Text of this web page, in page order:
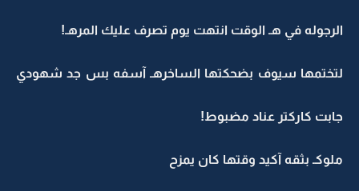
الرجوله في هـ الوقت انتهت يوم تصرف عليك المرهـ!
لتختمها سيوف بضحكتها الساخرهـ آسفه بس جد شهودي
جابت كاركتر عناد مضبوط!
ملوكـ بثقه آكيد وقتها كان يمزح